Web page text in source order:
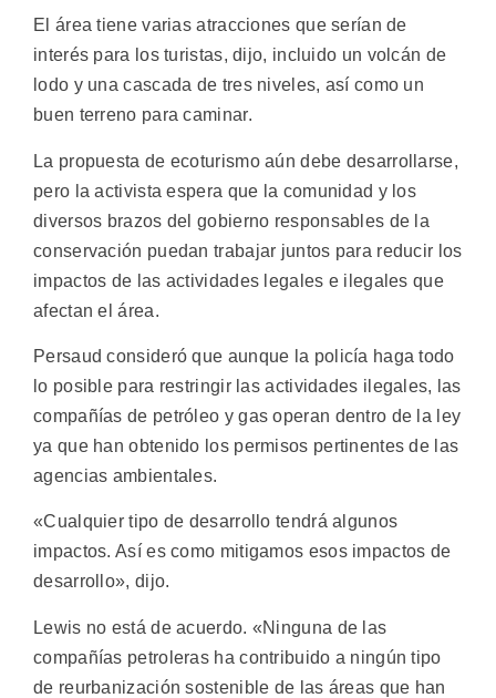
El área tiene varias atracciones que serían de
interés para los turistas, dijo, incluido un volcán de
lodo y una cascada de tres niveles, así como un
buen terreno para caminar.
La propuesta de ecoturismo aún debe desarrollarse,
pero la activista espera que la comunidad y los
diversos brazos del gobierno responsables de la
conservación puedan trabajar juntos para reducir los
impactos de las actividades legales e ilegales que
afectan el área.
Persaud consideró que aunque la policía haga todo
lo posible para restringir las actividades ilegales, las
compañías de petróleo y gas operan dentro de la ley
ya que han obtenido los permisos pertinentes de las
agencias ambientales.
«Cualquier tipo de desarrollo tendrá algunos
impactos. Así es como mitigamos esos impactos de
desarrollo», dijo.
Lewis no está de acuerdo. «Ninguna de las
compañías petroleras ha contribuido a ningún tipo
de reurbanización sostenible de las áreas que han